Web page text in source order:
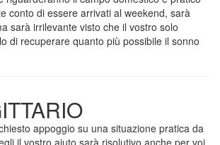
conto di essere arrivati al weekend, sarà
sarà irrilevante visto che il vostro solo
di recuperare quanto più possibile il sonno
appoggio su una situazione pratica da